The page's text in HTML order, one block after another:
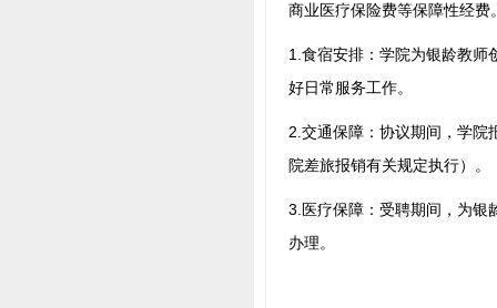
商业医疗保险费等保障性经费
1.食宿安排：学院为银龄教师
好日常服务工作。
2.交通保障：协议期间，学院
院差旅报销有关规定执行）。
3.医疗保障：受聘期间，为银
办理。